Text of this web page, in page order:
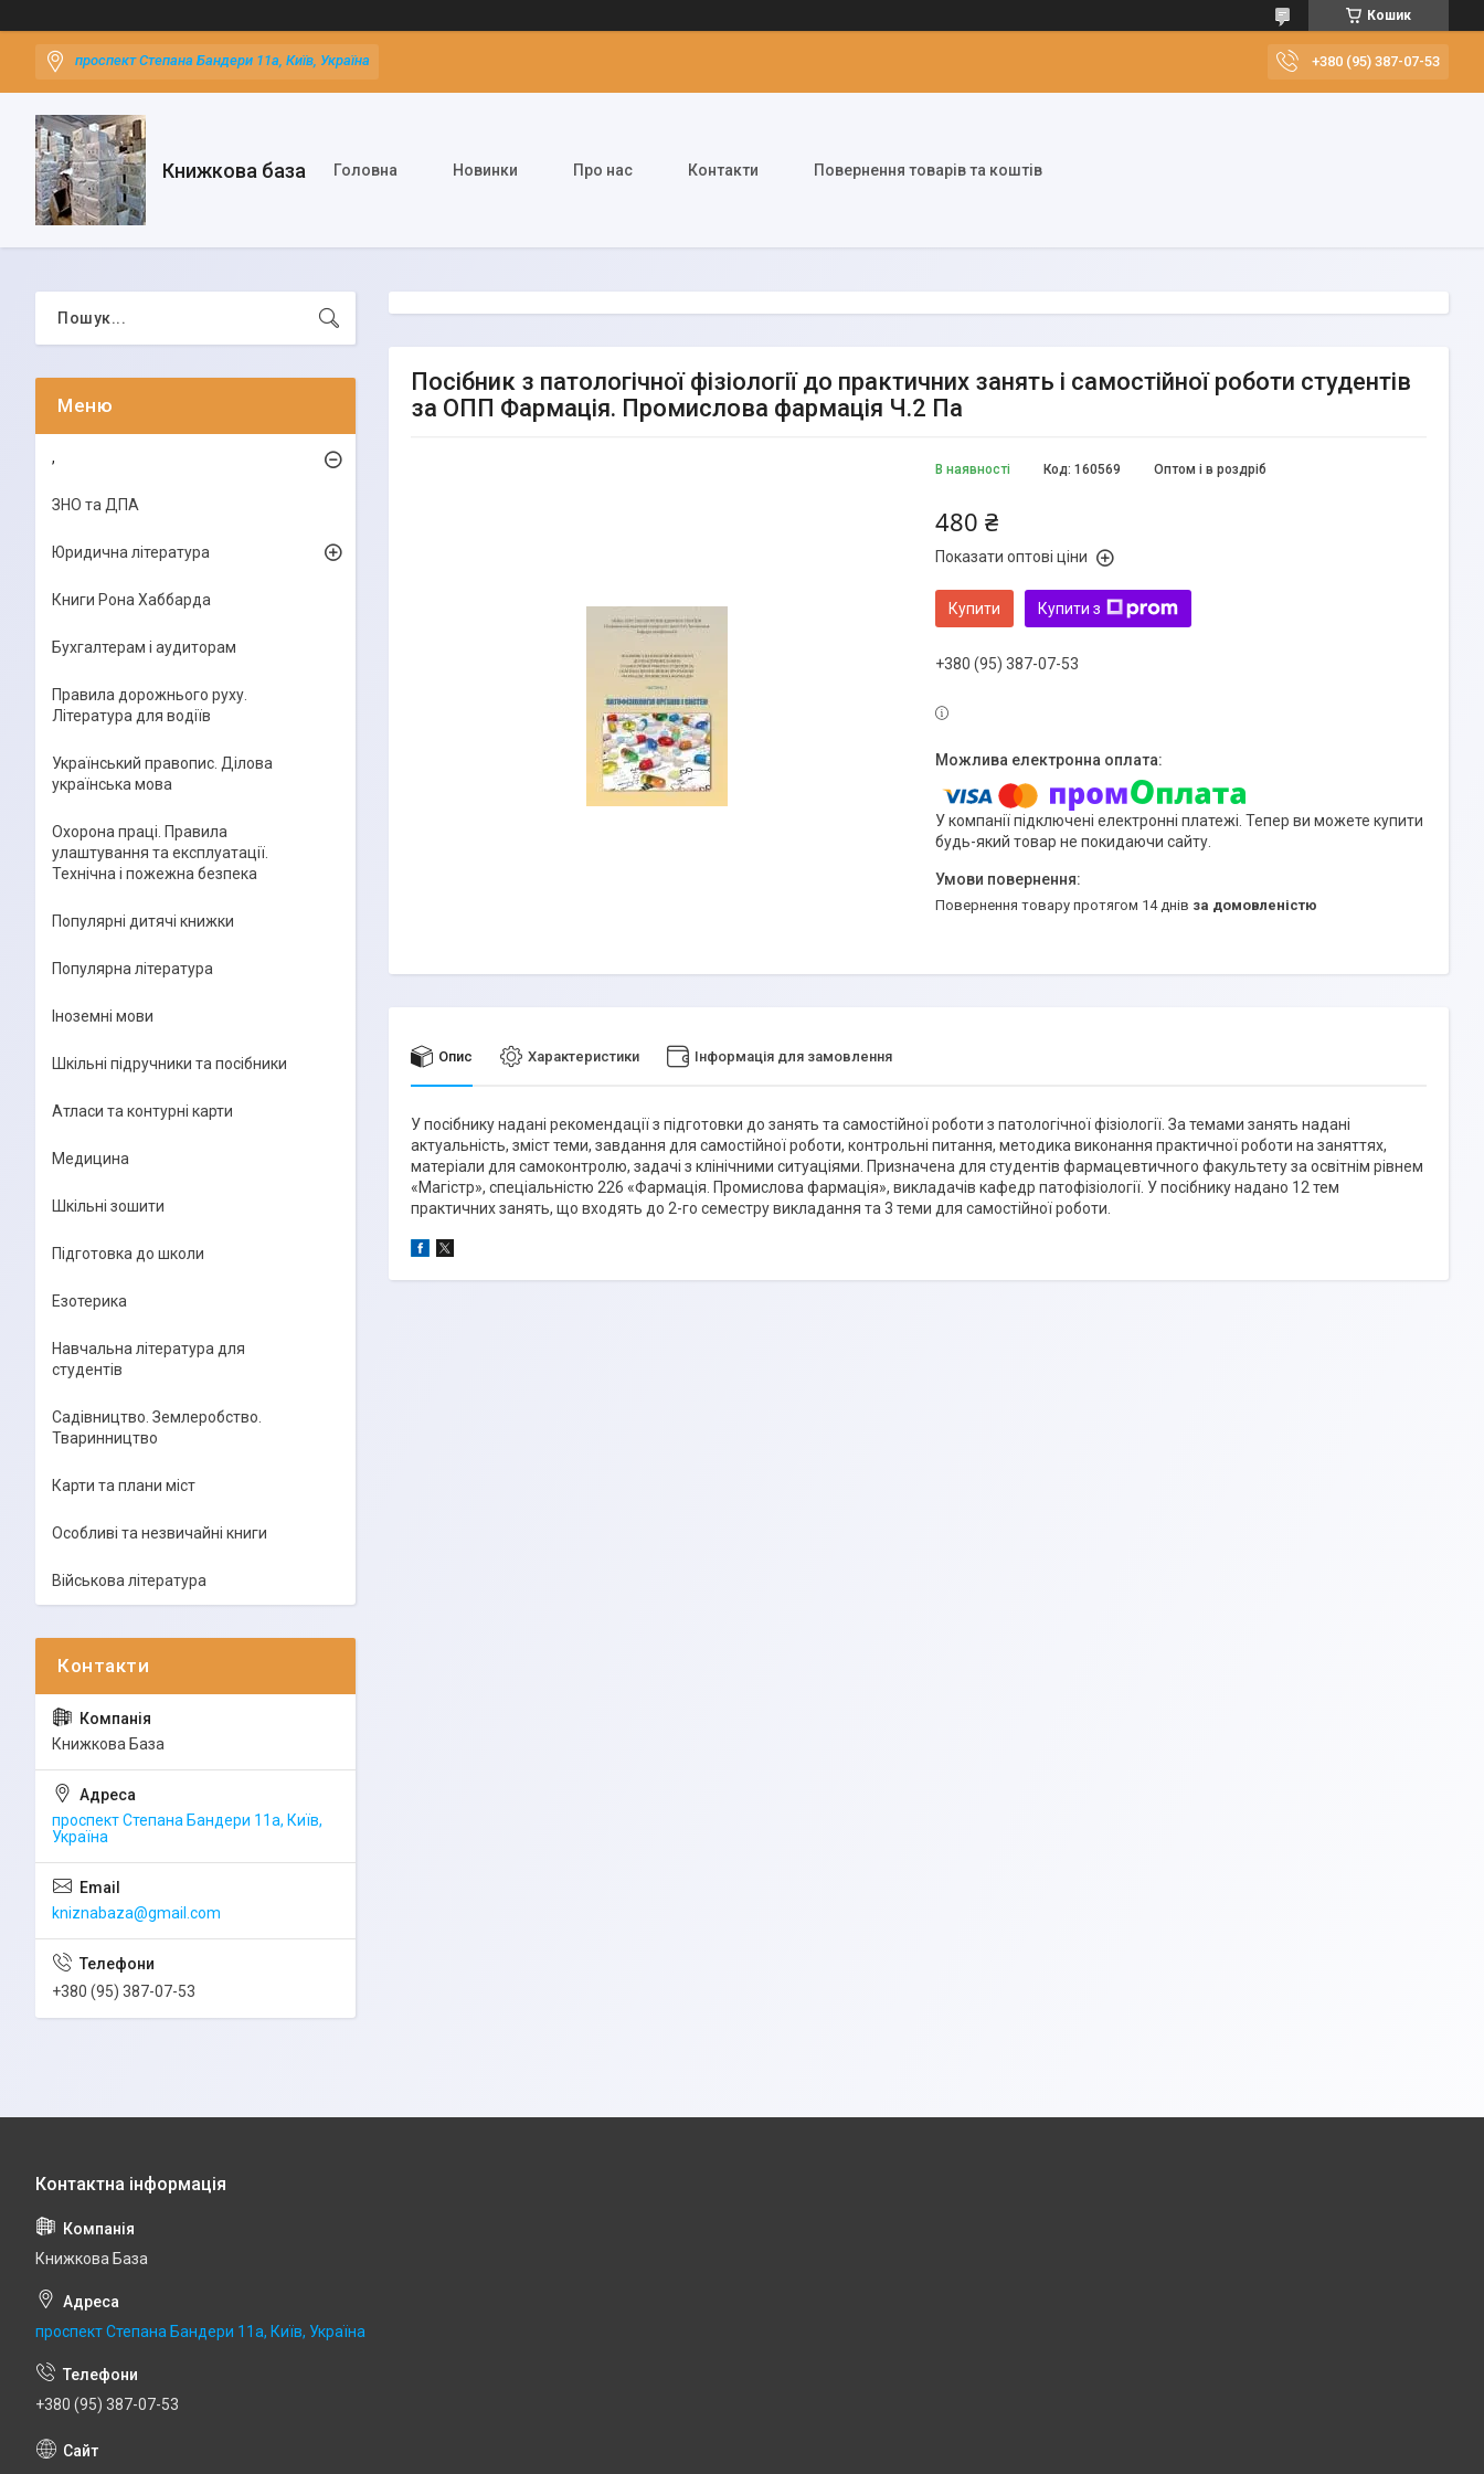
Кошик
проспект Степана Бандери 11а, Київ, Україна +380 (95) 387-07-53
Книжкова база Головна Новинки Про нас Контакти Повернення товарів та коштів
Посібник з патологічної фізіології до практичних занять і самостійної роботи студентів
за ОПП Фармація. Промислова фармація Ч.2 Па
В наявності Оптом і в роздріб
Код: 160569
480 ₴
Показати оптові ціни
Купити Купити з
+380 (95) 387-07-53
У компанії підключені електронні платежі. Тепер ви можете купити
будь-який товар не покидаючи сайту.
повернення товару протягом 14 днів за домовленістю
Опис Характеристики Інформація для замовлення
У посібнику надані рекомендації з підготовки до занять та самостійної роботи з патологічної фізіології. За темами занять надані
актуальність, зміст теми, завдання для самостійної роботи, контрольні питання, методика виконання практичної роботи на заняттях,
матеріали для самоконтролю, задачі з клінічними ситуаціями. Призначена для студентів фармацевтичного факультету за освітнім рівнем
«Магістр», спеціальністю 226 «Фармація. Промислова фармація», викладачів кафедр патофізіології. У посібнику надано 12 тем
практичних занять, що входять до 2-го семестру викладання та 3 теми для самостійної роботи.
,
ЗНО та ДПА
Юридична література
Книги Рона Хаббарда
Бухгалтерам і аудиторам
Правила дорожнього руху.
Література для водіїв
Український правопис. Ділова
українська мова
Охорона праці. Правила
улаштування та експлуатації.
Технічна і пожежна безпека
Популярні дитячі книжки
Популярна література
Іноземні мови
Шкільні підручники та посібники
Атласи та контурні карти
Медицина
Шкільні зошити
Підготовка до школи
Езотерика
Навчальна література для
студентів
Садівництво. Землеробство.
Тваринництво
Карти та плани міст
Особливі та незвичайні книги
Військова література
Книжкова База
проспект Степана Бандери 11а, Київ,
Україна
kniznabaza@gmail.com
+380 (95) 387-07-53
Книжкова База
проспект Степана Бандери 11а, Київ, Україна
+380 (95) 387-07-53